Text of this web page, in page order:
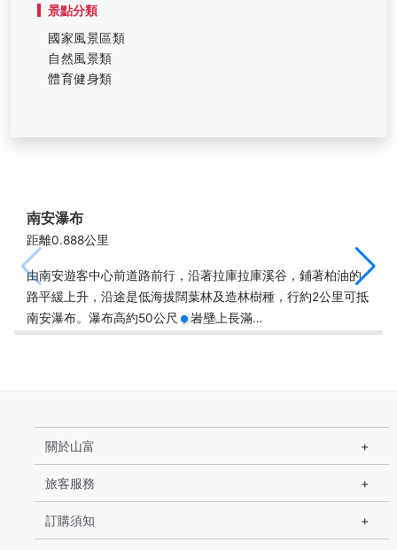
景點分類
國家風景區類
自然風景類
體育健身類
南安瀑布
距離0.888公里
由南安遊客中心前道路前行，沿著拉庫拉庫溪谷，鋪著柏油的
路平緩上升，沿途是低海拔闊葉林及造林樹種，行約2公里可抵
南安瀑布。瀑布高約50公尺，岩壁上長滿…
關於山富
旅客服務
訂購須知